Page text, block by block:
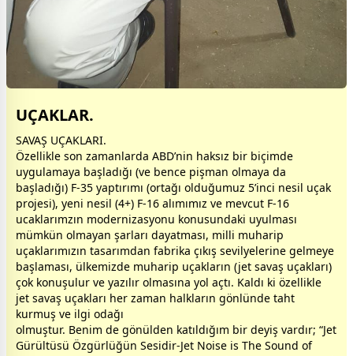
UÇAKLAR.
SAVAŞ UÇAKLARI.
Özellikle son zamanlarda ABD’nin haksız bir biçimde
uygulamaya başladığı (ve bence pişman olmaya da
başladığı) F-35 yaptırımı (ortağı olduğumuz 5’inci nesil uçak
projesi), yeni nesil (4+) F-16 alımımız ve mevcut F-16
ucaklarımzın modernizasyonu konusundaki uyulması
mümkün olmayan şarları dayatması, milli muharip
uçaklarımızın tasarımdan fabrika çıkış sevilyelerine gelmeye
başlaması, ülkemizde muharip uçakların (jet savaş uçakları)
çok konuşulur ve yazılır olmasına yol açtı. Kaldı ki özellikle
jet savaş uçakları her zaman halkların gönlünde taht
kurmuş ve ilgi odağı
olmuştur. Benim de gönülden katıldığım bir deyiş vardır; “Jet
Gürültüsü Özgürlüğün Sesidir-Jet Noise is The Sound of